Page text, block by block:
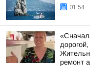
01:54
ремонт